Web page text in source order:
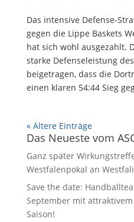
Das intensive Defense-
gegen die Lippe Baskets
hat sich wohl ausgezahlt.
starke Defenseleistung
beigetragen, dass die
einen klaren 54:44 Sieg
« Ältere Einträge
Das Neueste vom
Ganz später
Westfalenpokal an
Save the date:
September mit
Saison!